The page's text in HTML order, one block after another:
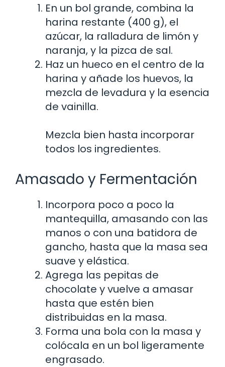
En un bol grande, combina la
harina restante (400 g), el
azúcar, la ralladura de limón y
naranja, y la pizca de sal.
Haz un hueco en el centro de la
harina y añade los huevos, la
mezcla de levadura y la esencia
de vainilla.
Mezcla bien hasta incorporar
todos los ingredientes.
Amasado y Fermentación
Incorpora poco a poco la
mantequilla, amasando con las
manos o con una batidora de
gancho, hasta que la masa sea
suave y elástica.
Agrega las pepitas de
chocolate y vuelve a amasar
hasta que estén bien
distribuidas en la masa.
Forma una bola con la masa y
colócala en un bol ligeramente
engrasado.